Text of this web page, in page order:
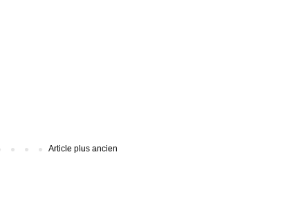
Article plus ancien